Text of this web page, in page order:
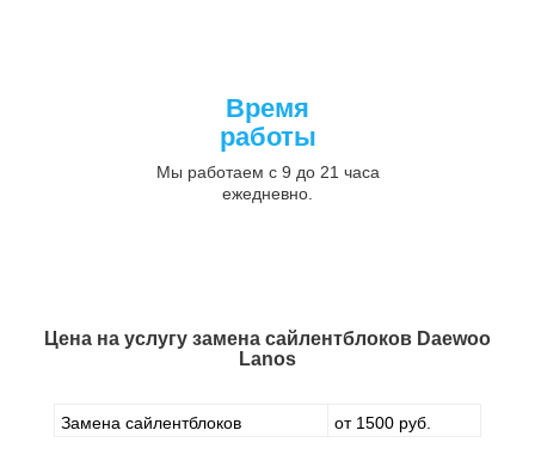
Время
работы
Мы работаем с 9 до 21 часа
ежедневно.
Цена на услугу замена сайлентблоков Daewoo
Lanos
Замена сайлентблоков от 1500 руб.